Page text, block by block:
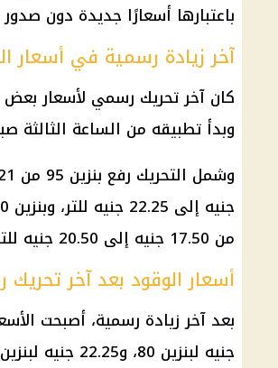
باعتبارها أسعارًا جديدة دون
آخر زيادة رسمية في أسعار
وبدأ تطبيقه من الساعة الثالثة
من 17.50 جنيه إلى 20.50 جنيه للتر.
أسعار الوقود بعد آخر
بعد آخر زيادة رسمية، أصبحت
جنيه لبنزين 80، و22.25 جنيه لبنزين 92، و24 جنيهًا لبنزين 95، و20.50 جنيه للسولار.